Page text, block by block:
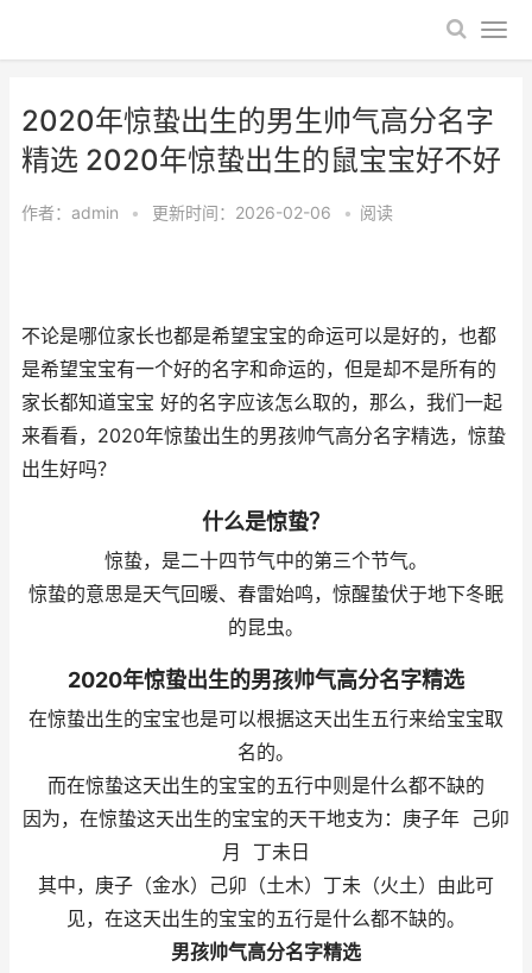
2020年惊蛰出生的男生帅气高分名字
精选 2020年惊蛰出生的鼠宝宝好不好
作者： admin • 更新时间：2026-02-06 • 阅读
不论是哪位家长也都是希望宝宝的命运可以是好的，也都
是希望宝宝有一个好的名字和命运的，但是却不是所有的
家长都知道宝宝 好的名字应该怎么取的，那么，我们一起
来看看，2020年惊蛰出生的男孩帅气高分名字精选，惊蛰
出生好吗？
什么是惊蛰？
惊蛰，是二十四节气中的第三个节气。
惊蛰的意思是天气回暖、春雷始鸣，惊醒蛰伏于地下冬眠
的昆虫。
2020年惊蛰出生的男孩帅气高分名字精选
在惊蛰出生的宝宝也是可以根据这天出生五行来给宝宝取
名的。
而在惊蛰这天出生的宝宝的五行中则是什么都不缺的
因为，在惊蛰这天出生的宝宝的天干地支为：庚子年 己卯
月 丁未日
其中，庚子（金水）己卯（土木）丁未（火土）由此可
见，在这天出生的宝宝的五行是什么都不缺的。
男孩帅气高分名字精选